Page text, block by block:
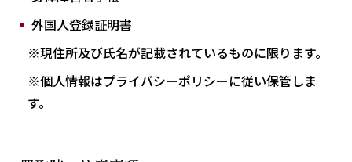
外国人登録証明書
※現住所及び氏名が記載されているものに限ります。
※個人情報はプライバシーポリシーに従い保管しま
す。